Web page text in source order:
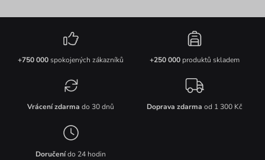
+750 000spokojených zákazníků +250 000produktů skladem
Vrácení zdarma do 30 dnů Doprava zdarma od 1 300 Kč
Doručenído 24 hodin